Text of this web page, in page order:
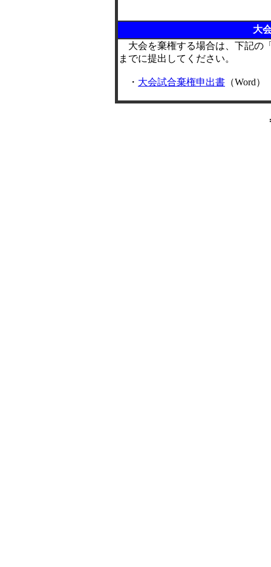
大
大会を棄権する場合は、下記の
までに提出してください。
・ 大会試合棄権申出書 （Word